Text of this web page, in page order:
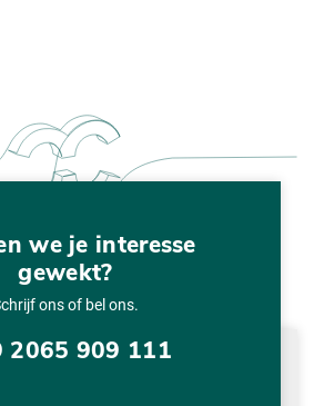
we je interesse
gewekt?
ons of bel ons.
2065 909 111